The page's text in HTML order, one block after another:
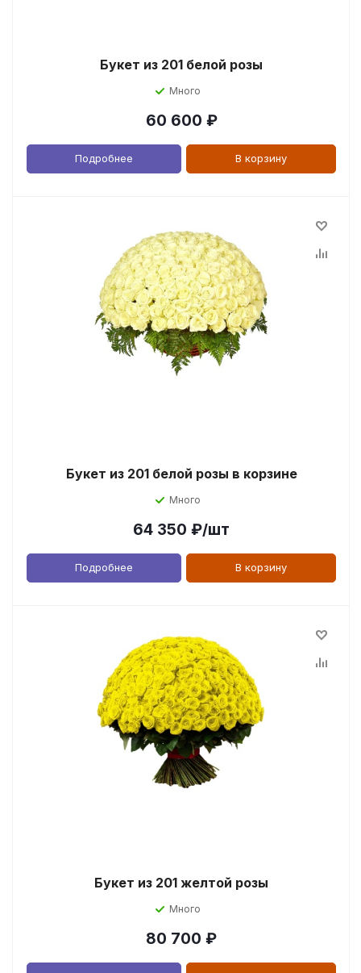
Букет из 201 белой розы
Много
60 600 ₽
Подробнее В корзину
Букет из 201 белой розы в корзине
Много
64 350 ₽/шт
Подробнее В корзину
Букет из 201 желтой розы
Много
80 700 ₽